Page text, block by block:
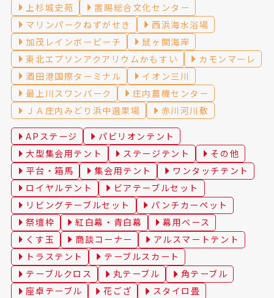
上杉城史苑
置賜総合文化センター
マリンパークねずがせき
西浜海水浴場
加茂レインボービーチ
鼠ヶ関海岸
東北エプソンアクアリウムかもすい
カモンマーレ
酒田港国際ターミナル
イオン三川
最上川スワンパーク
庄内農機センター
ＪＡ庄内みどり浜中選果場
赤川河川敷
APステージ
パビリオンテント
大型集会用テント
ステージテント
その他
平台・箱馬
集会用テント
ワンタッチテント
ロイヤルテント
ビアテーブルセット
リビングテーブルセット
パンチカーペット
祭壇枠
紅白幕・青白幕
幕用ベース
くす玉
商談コーナー
アルスマートテント
トラステント
テーブルスカート
テーブルクロス
丸テーブル
角テーブル
座卓テーブル
花ござ
スタイロ畳